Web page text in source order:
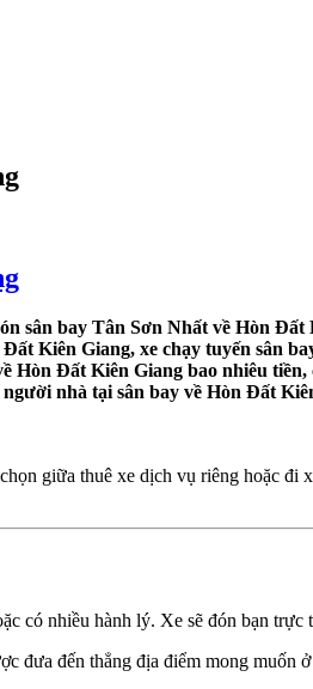
sân bay Tân Sơn Nhất về Hòn
Kiên Giang, xe chạy tuyến sân
Hòn Đất Kiên Giang bao nhiêu
nhà tại sân bay về Hòn Đất
giữa thuê xe dịch vụ riêng hoặc
có nhiều hành lý. Xe sẽ đón bạn
đưa đến thẳng địa điểm mong muốn